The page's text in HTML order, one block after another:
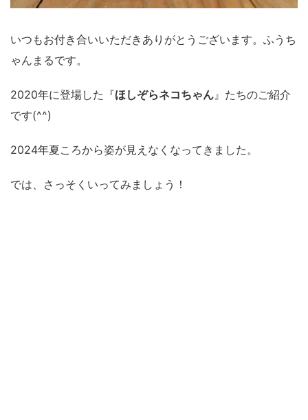
いつもお付き合いいただきありがとうございます。ふうち
ゃんまるです。
2020年に登場した『ほしぞらネコちゃん』たちのご紹介
です(^^)
2024年夏ころから姿が見えなくなってきました。
では、さっそくいってみましょう！